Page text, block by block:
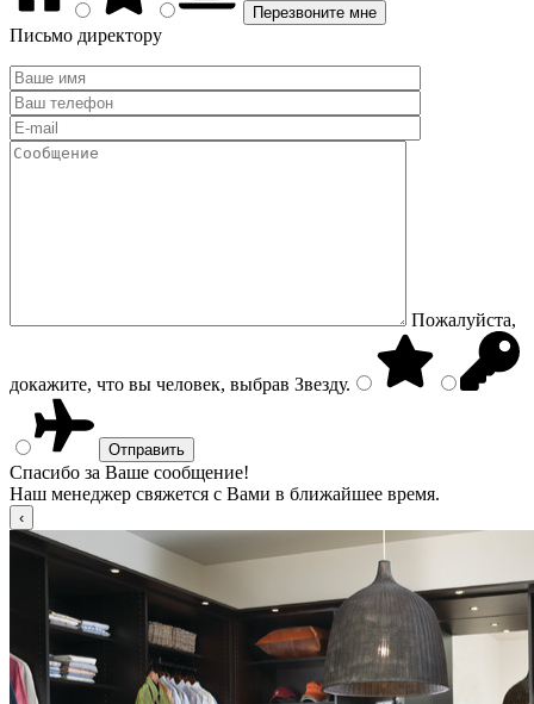
Письмо директору
Пожалуйста,
докажите, что вы человек, выбрав Звезду.
Спасибо за Ваше сообщение!
Наш менеджер свяжется с Вами в ближайшее время.